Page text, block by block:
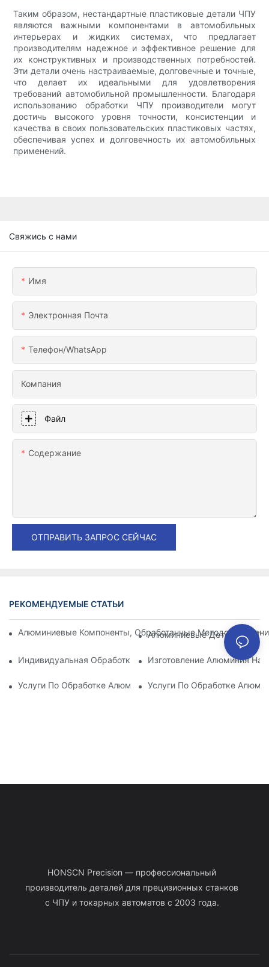
Таким образом, нестандартные пластиковые детали ЧПУ
являются важными компонентами в автомобильных
интерьерах и жидких системах, что предлагает
производителям надежное и эффективное решение для
их конструктивных и производственных потребностей.
Эти детали очень настраиваемые, долговечные и точные,
что делает их идеальными для удовлетворения
требований автомобильной промышленности. Благодаря
использованию обработки ЧПУ производители могут
достичь высокого уровня точности, консистенции и
качества в своих пользовательских пластиковых частях,
обеспечивая успех и долговечность их автомобильных
применений.
Свяжись с нами
Имя
Электронная Почта
Телефон/WhatsApp
Компания
Файл
Содержание
ОТПРАВИТЬ ЗАПРОС СЕЙЧАС
РЕКОМЕНДУЕМЫЕ СТАТЬИ
Алюминиевые Компоненты, Обработанные Методом
Алюминиевые Детали С ЧПУ:
Индивидуальная Обработка Алюминия: Изучение
Изготовление Алюминия
Услуги По Обработке Алюминия: Комплексное Управление
Услуги По Обработке
HONSCN Precision — профессиональный
производитель деталей для прецизионных станков
с ЧПУ и токарных автоматов с 2003 года.